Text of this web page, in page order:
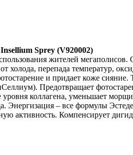
Sprey (V920002)
жителей
перепада температур,
и придает коже
Предотвращает
коллагена, уменьшает
Энергизация – все формулы
активность. Компенсирует